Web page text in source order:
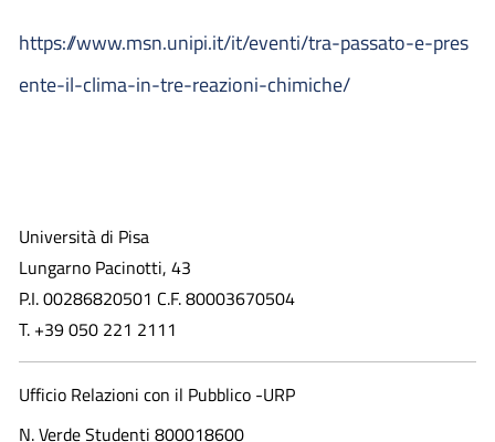
https://www.msn.unipi.it/it/eventi/tra-passato-e-pres
ente-il-clima-in-tre-reazioni-chimiche/
Università di Pisa
Lungarno Pacinotti, 43
P.I. 00286820501 C.F. 80003670504
T. +39 050 221 2111
Ufficio Relazioni con il Pubblico -URP
N. Verde Studenti 800018600​